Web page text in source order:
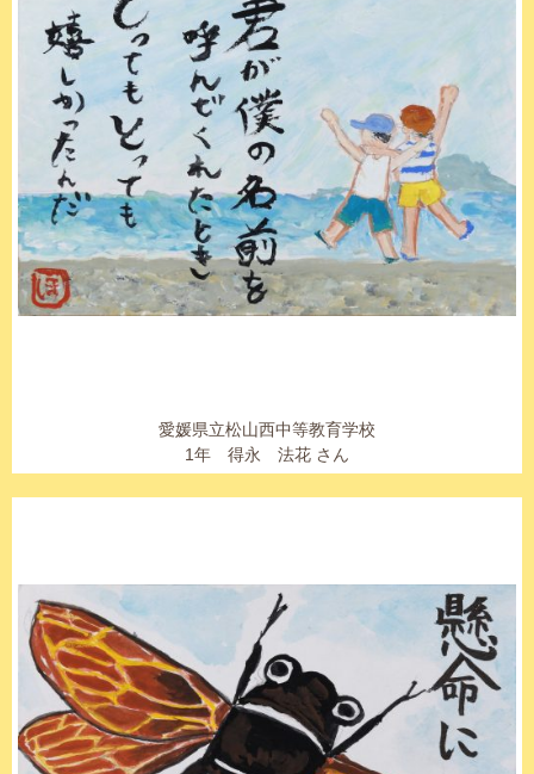
愛媛県立松山西中等教育学校
1年 得永 法花 さん